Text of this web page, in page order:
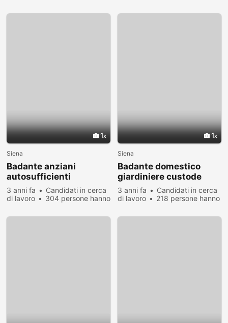
1
Siena
Badante anziani
autosufficienti
lavapiatti
3 anni fa
Candidati in cerca
di lavoro
304 persone hanno
1
Siena
Badante domestico
giardiniere custode
tutto fare
3 anni fa
Candidati in cerca
di lavoro
218 persone hanno